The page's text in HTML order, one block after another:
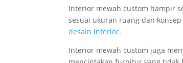
Interior mewah custom hampir
sesuai ukuran ruang dan
desain interior.
Interior mewah custom juga